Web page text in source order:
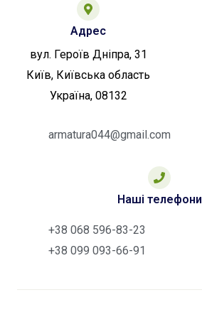
Адрес
вул. Героїв Дніпра, 31
Київ, Київська область
Україна, 08132
armatura044@gmail.com
Наші телефони
+38 068 596-83-23
+38 099 093-66-91